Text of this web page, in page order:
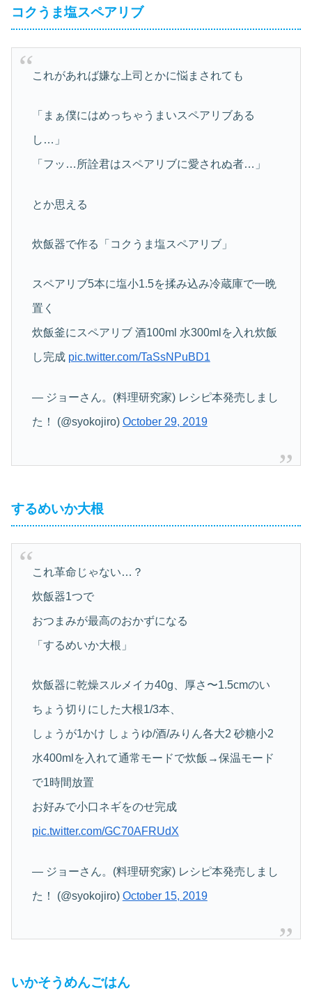
コクうま塩スペアリブ
これがあれば嫌な上司とかに悩まされても
「まぁ僕にはめっちゃうまいスペアリブある
し…」
「フッ…所詮君はスペアリブに愛されぬ者…」
とか思える
炊飯器で作る「コクうま塩スペアリブ」
スペアリブ5本に塩小1.5を揉み込み冷蔵庫で一晩
置く
炊飯釜にスペアリブ 酒100ml 水300mlを入れ炊飯
し完成 pic.twitter.com/TaSsNPuBD1
— ジョーさん。(料理研究家) レシピ本発売しまし
た！ (@syokojiro) October 29, 2019
するめいか大根
これ革命じゃない…？
炊飯器1つで
おつまみが最高のおかずになる
「するめいか大根」
炊飯器に乾燥スルメイカ40g、厚さ〜1.5cmのい
ちょう切りにした大根1/3本、
しょうが1かけ しょうゆ/酒/みりん各大2 砂糖小2
水400mlを入れて通常モードで炊飯→保温モード
で1時間放置
お好みで小口ネギをのせ完成
pic.twitter.com/GC70AFRUdX
— ジョーさん。(料理研究家) レシピ本発売しまし
た！ (@syokojiro) October 15, 2019
いかそうめんごはん